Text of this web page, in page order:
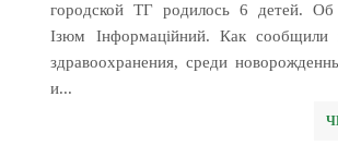
городской ТГ родилось 6 детей.
Ізюм Інформаційний. Как сообщили
здравоохранения, среди
и...